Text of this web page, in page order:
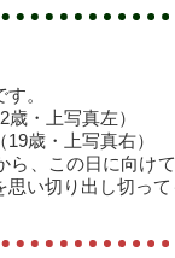
。
・上写真左）
歳・上写真右）
ら、この日に向け
い切り出し切っ